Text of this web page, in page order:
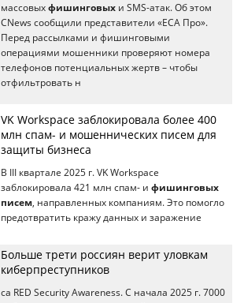
массовых фишинговых и SMS-атак. Об этом
CNews сообщили представители «ЕСА Про».
Перед рассылками и фишинговыми
операциями мошенники проверяют номера
телефонов потенциальных жертв – чтобы
отфильтровать н
VK Workspace заблокировала более 400
млн спам- и мошеннических писем для
защиты бизнеса
В III квартале 2025 г. VK Workspace
заблокировала 421 млн спам- и фишинговых
писем , направленных компаниям. Это помогло
предотвратить кражу данных и заражение
Больше трети россиян верит уловкам
киберпреступников
са RED Security Awareness. С начала 2025 г. 7000